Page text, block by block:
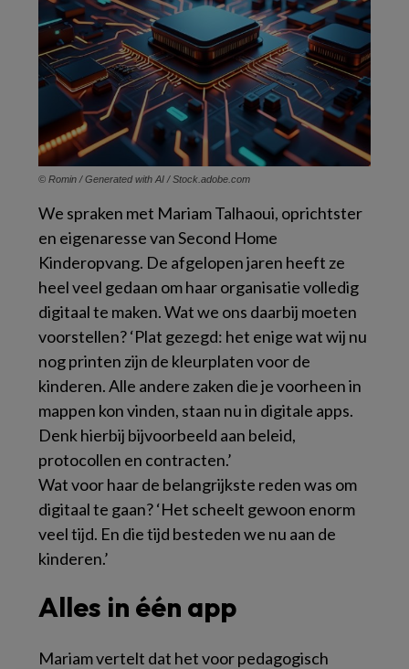
© Romin / Generated with AI / Stock.adobe.com
We spraken met Mariam Talhaoui, oprichtster
en eigenaresse van Second Home
Kinderopvang. De afgelopen jaren heeft ze
heel veel gedaan om haar organisatie volledig
digitaal te maken. Wat we ons daarbij moeten
voorstellen? ‘Plat gezegd: het enige wat wij nu
nog printen zijn de kleurplaten voor de
kinderen. Alle andere zaken die je voorheen in
mappen kon vinden, staan nu in digitale apps.
Denk hierbij bijvoorbeeld aan beleid,
protocollen en contracten.’
Wat voor haar de belangrijkste reden was om
digitaal te gaan? ‘Het scheelt gewoon enorm
veel tijd. En die tijd besteden we nu aan de
kinderen.’
Alles in één app
Mariam vertelt dat het voor pedagogisch